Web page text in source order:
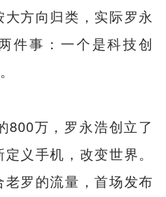
方向归类，实际罗永
件事：一个是科技创
800万，罗永浩创立了
义手机，改变世界。
罗的流量，首场发布